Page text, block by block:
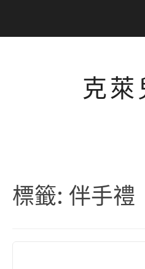
克萊
標籤: 伴手禮